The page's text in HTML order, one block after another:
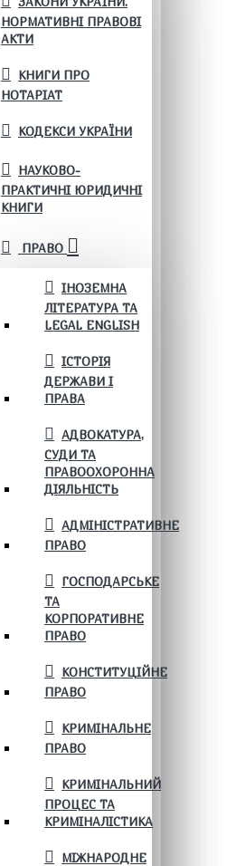
НОРМАТИВНІ ПРАВОВІ
АКТИ
КНИГИ ПРО
НОТАРІАТ
КОДЕКСИ УКРАЇНИ
НАУКОВО-
ПРАКТИЧНІ ЮРИДИЧНІ
КНИГИ
ПРАВО
ІНОЗЕМНА
ЛІТЕРАТУРА ТА
LEGAL ENGLISH
ІСТОРІЯ
ДЕРЖАВИ І
ПРАВА
АДВОКАТУРА,
СУДИ ТА
ПРАВООХОРОННА
ДІЯЛЬНІСТЬ
АДМІНІСТРАТИВНЕ
ПРАВО
ГОСПОДАРСЬКЕ
ТА
КОРПОРАТИВНЕ
ПРАВО
КОНСТИТУЦІЙНЕ
ПРАВО
КРИМІНАЛЬНЕ
ПРАВО
КРИМІНАЛЬНИЙ
ПРОЦЕС ТА
КРИМІНАЛІСТИКА
МІЖНАРОДНЕ